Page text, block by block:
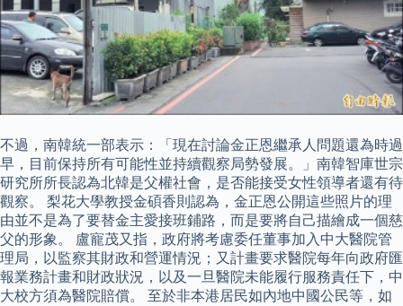
不過，南韓統一部表示：「現在討論金正恩繼承人問題還為時過
早，目前保持所有可能性並持續觀察局勢發展。」南韓智庫世宗
研究所所長認為北韓是父權社會，是否能接受女性領導者還有待
觀察。 梨花大學教授金碩香則認為，金正恩公開這些照片的理
由並不是為了要替金主愛接班鋪路，而是要將自己描繪成一個慈
父的形象。 盧寵茂又指，政府將考慮委任董事加入中大醫院管
理局，以監察其財政和營運情況；又計畫要求醫院每年向政府匯
報業務計畫和財政狀況，以及一旦醫院未能履行服務責任下，中
大校方須為醫院賠償。 至於非本港居民如內地中國公民等，如